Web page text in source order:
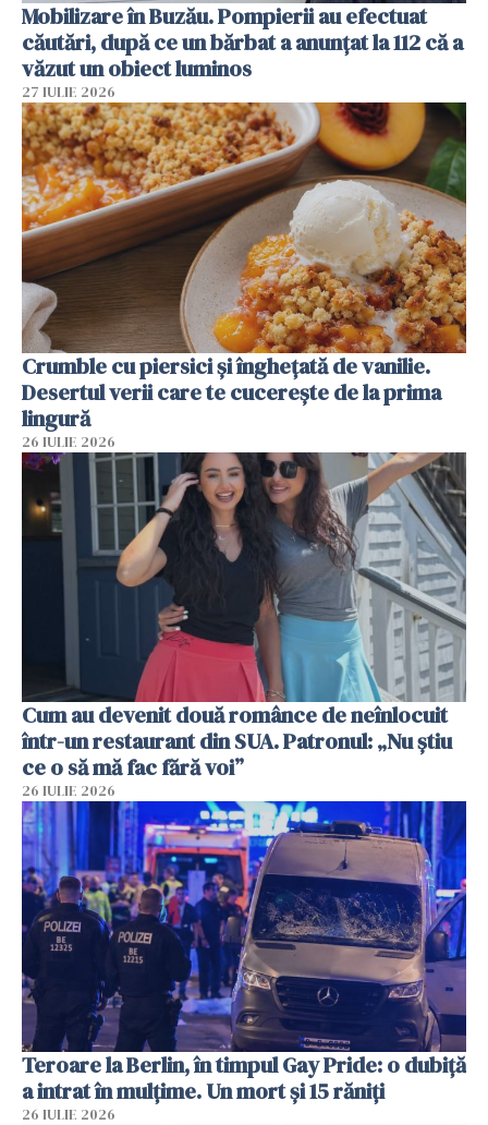
Mobilizare în Buzău. Pompierii au efectuat
căutări, după ce un bărbat a anunțat la 112 că a
văzut un obiect luminos
27 IULIE 2026
Crumble cu piersici și înghețată de vanilie.
Desertul verii care te cucerește de la prima
lingură
26 IULIE 2026
Cum au devenit două românce de neînlocuit
într-un restaurant din SUA. Patronul: „Nu știu
ce o să mă fac fără voi”
26 IULIE 2026
Teroare la Berlin, în timpul Gay Pride: o dubiță
a intrat în mulțime. Un mort și 15 răniți
26 IULIE 2026